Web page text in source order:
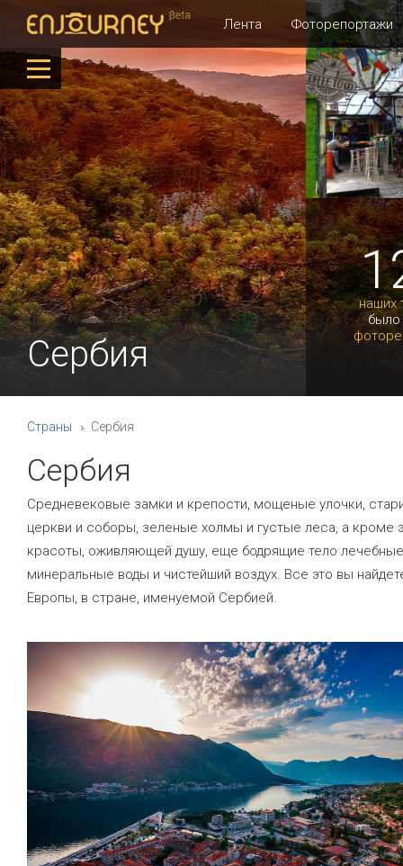
Лента Фоторепортажи
наших
было
Сербия
Страны Сербия
Сербия
Средневековые замки и крепости, мощеные улочки,
церкви и соборы, зеленые холмы и густые леса, а кроме
красоты, оживляющей душу, еще бодрящие тело лечебные
минеральные воды и чистейший воздух. Все это вы
Европы, в стране, именуемой Сербией.